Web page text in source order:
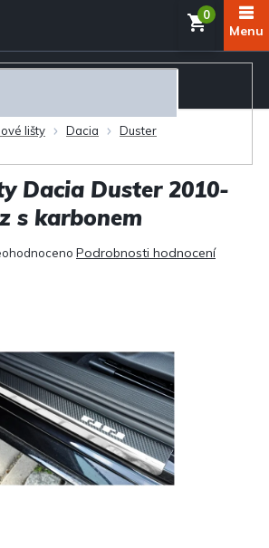
lišty Dacia Duster
Dacia Duster 2010-
s karbonem
Podrobnosti hodnocení